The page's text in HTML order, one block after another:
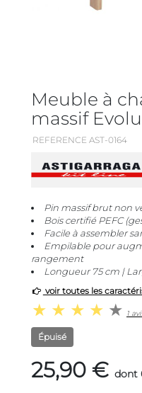
Meuble à
massif
REFERENCE AST-0164
Pin massif brut non
Bois certifié PEFC
Facile à assembler
Empilable pour
rangement
Longueur 75 cm |
voir toutes les
1
Épuisé
25,90 € dont